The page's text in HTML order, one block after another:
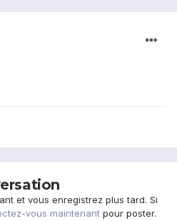
et vous enregistrez plus tard. Si
vous maintenant pour poster.